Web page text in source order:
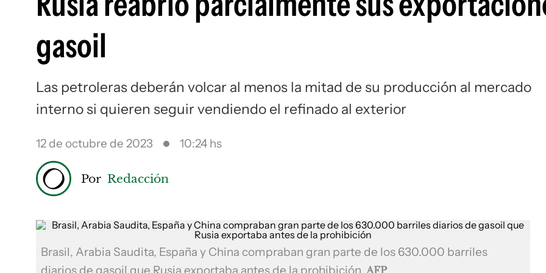
gasoil
Las petroleras deberán volcar al menos la mitad de su producción al mercado
interno si quieren seguir vendiendo el refinado al exterior
12 de octubre de 2023 10:24 hs
Por Redacción
Brasil, Arabia Saudita, España y China compraban gran parte de los 630.000 barriles
AFP